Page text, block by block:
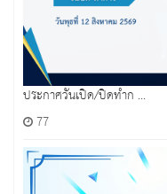
ประกาศวันเปิด/ปิดทำก ...
77